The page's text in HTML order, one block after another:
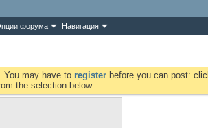
форума Навигация
You may have to register before you can post:
the selection below.